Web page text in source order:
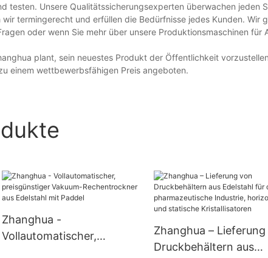
testen. Unsere Qualitätssicherungsexperten überwachen jeden
termingerecht und erfüllen die Bedürfnisse jedes Kunden. Wir
oder wenn Sie mehr über unsere Produktionsmaschinen
plant, sein neuestes Produkt der Öffentlichkeit
einem wettbewerbsfähigen Preis angeboten.
Zhanghua -
Vollautomatischer,
Zhanghua –
Druckbehältern aus